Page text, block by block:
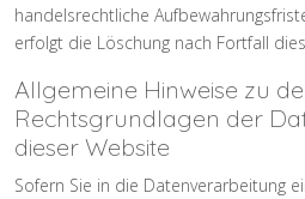
handelsrechtliche
erfolgt die Löschung nach Fortfall
Allgemeine Hinweise zu
Rechtsgrundlagen der
dieser Website
Sofern Sie in die Datenverarbeitung